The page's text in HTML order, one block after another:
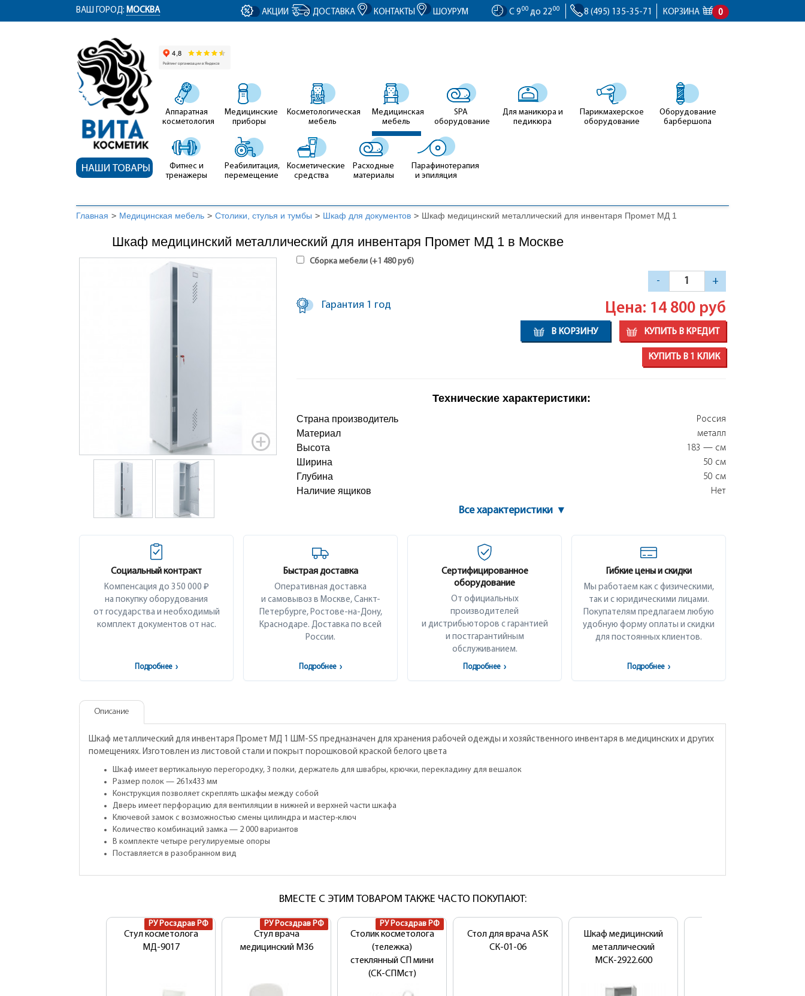
ym(12767704, 'getClientID', function(clientID) { document.getElementById('clientID').value = clientID; });
ВАШ ГОРОД: МОСКВА АКЦИИ ДОСТАВКА КОНТАКТЫ ШОУРУМ С 900 до 2200 8 (495) 135-35-71 КОРЗИНА 0
НАШИ ТОВАРЫ
Аппаратная
косметология
Медицинские
приборы
Косметологическая
мебель
Медицинская
мебель
SPA
оборудование
Для маникюра и
педикюра
Парикмахерское
оборудование
Оборудование
барбершопа
Фитнес и
тренажеры
Реабилитация,
перемещение
Косметические
средства
Расходные
материалы
Парафинотерапия
и эпиляция
Главная > Медицинская мебель > Столики, стулья и тумбы > Шкаф для документов > Шкаф медицинский металлический для инвентаря Промет МД 1
Шкаф медицинский металлический для инвентаря Промет МД 1 в Москве
Сборка мебели (+1 480руб)
- +
Гарантия 1 год Цена: 14 800 руб
В КОРЗИНУ КУПИТЬ В КРЕДИТ
КУПИТЬ В 1 КЛИК
Технические характеристики:
Страна производитель Россия
Материал металл
Высота 183 — см
Ширина 50 см
Глубина 50 см
Наличие ящиков Нет
Все характеристики ▾
Социальный контракт
Компенсация до 350 000 ₽
на покупку оборудования
от государства и необходимый
комплект документов от нас.
Подробнее ›
Быстрая доставка
Оперативная доставка
и самовывоз в Москве, Санкт-
Петербурге, Ростове-на-Дону,
Краснодаре. Доставка по всей
России.
Подробнее ›
Сертифицированное
оборудование
От официальных
производителей
и дистрибьюторов с гарантией
и постгарантийным
обслуживанием.
Подробнее ›
Гибкие цены и скидки
Мы работаем как с физическими,
так и с юридическими лицами.
Покупателям предлагаем любую
удобную форму оплаты и скидки
для постоянных клиентов.
Подробнее ›
Описание
Шкаф металлический для инвентаря Промет МД 1 ШМ-SS предназначен для хранения рабочей одежды и хозяйственного инвентаря в медицинских и других
помещениях. Изготовлен из листовой стали и покрыт порошковой краской белого цвета
Шкаф имеет вертикальную перегородку, 3 полки, держатель для швабры, крючки, перекладину для вешалок
Размер полок — 261x433 мм
Конструкция позволяет скреплять шкафы между собой
Дверь имеет перфорацию для вентиляции в нижней и верхней части шкафа
Ключевой замок с возможностью смены цилиндра и мастер-ключ
Количество комбинаций замка — 2 000 вариантов
В комплекте четыре регулируемые опоры
Поставляется в разобранном вид
ВМЕСТЕ С ЭТИМ ТОВАРОМ ТАКЖЕ ЧАСТО ПОКУПАЮТ:
РУ Росздрав РФ
Стул косметолога
MД-9017
РУ Росздрав РФ
Стул врача
медицинский М36
РУ Росздрав РФ
Столик косметолога
(тележка)
стеклянный СП мини
(СК-СПМст)
Стол для врача ASK
СК-01-06
Шкаф медицинский
металлический
МСК-2922.600